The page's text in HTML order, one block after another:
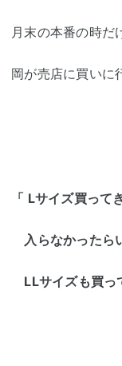
月末の本番の時だ
岡が売店に買いに
「 Lサイズ買って
入らなかったら
LLサイズも買っ